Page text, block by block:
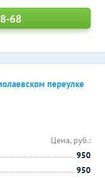
68
переулке
Цена, руб.:
950
950